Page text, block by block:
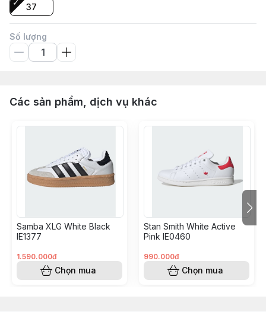
37
Số lượng
Các sản phẩm, dịch vụ khác
Samba XLG White Black
IE1377
1.590.000đ
Chọn mua
Stan Smith White Active
Pink IE0460
990.000đ
Chọn mua